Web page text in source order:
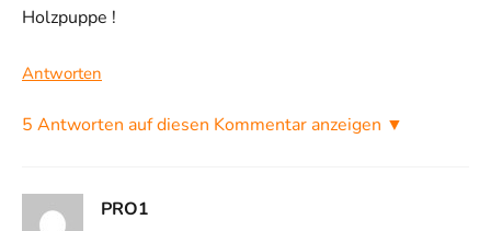
Holzpuppe !
Antworten
5 Antworten auf diesen Kommentar anzeigen ▼
PRO1